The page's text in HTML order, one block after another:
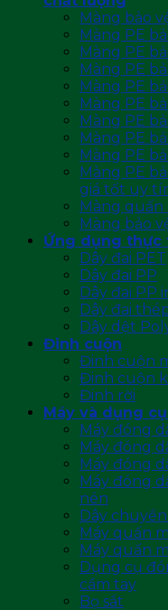
Màng bảo
Màng PE
Màng PE
Màng PE
Màng PE
Màng PE
Màng PE
Màng PE
Màng PE
Màng PE
giá tốt uy
Màng
Màng bảo
Ứng dụng thực
Dây đai PET
Dây đai PP
Dây đai PP
Dây đai
Dây dệt
Đinh cuộn
Đinh cuộn
Đinh cuộn
Đinh rời
Máy và dụng
Máy đóng
Máy đóng
Máy đóng
Máy đóng
nén
Dây
Máy quấn
Máy quấn
Dụng cụ
cầm tay
Bọ sắt